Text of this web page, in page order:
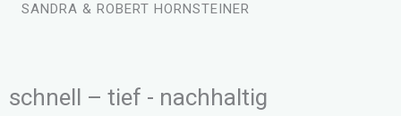
SANDRA & ROBERT HORNSTEINER
schnell – tief - nachhaltig